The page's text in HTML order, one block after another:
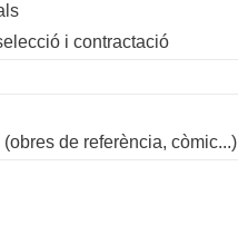
i contractació
de referència, còmic...)